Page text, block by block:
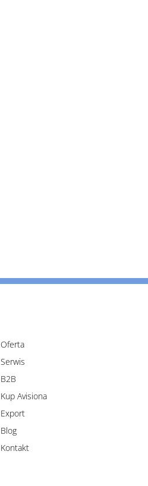
Oferta
Serwis
B2B
Kup Avisiona
Export
Blog
Kontakt